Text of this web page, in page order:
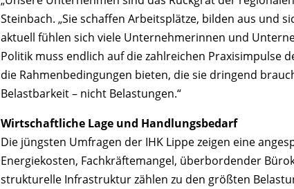
Steinbach. „Sie schaffen Arbeitsplätze, bilden aus und
aktuell fühlen sich viele Unternehmerinnen und
Politik muss endlich auf die zahlreichen Praxisimpulse
die Rahmenbedingungen bieten, die sie dringend
Belastbarkeit – nicht Belastungen.“
Wirtschaftliche Lage und Handlungsbedarf
Die jüngsten Umfragen der IHK Lippe zeigen eine
Energiekosten, Fachkräftemangel, überbordender
strukturelle Infrastruktur zählen zu den größten